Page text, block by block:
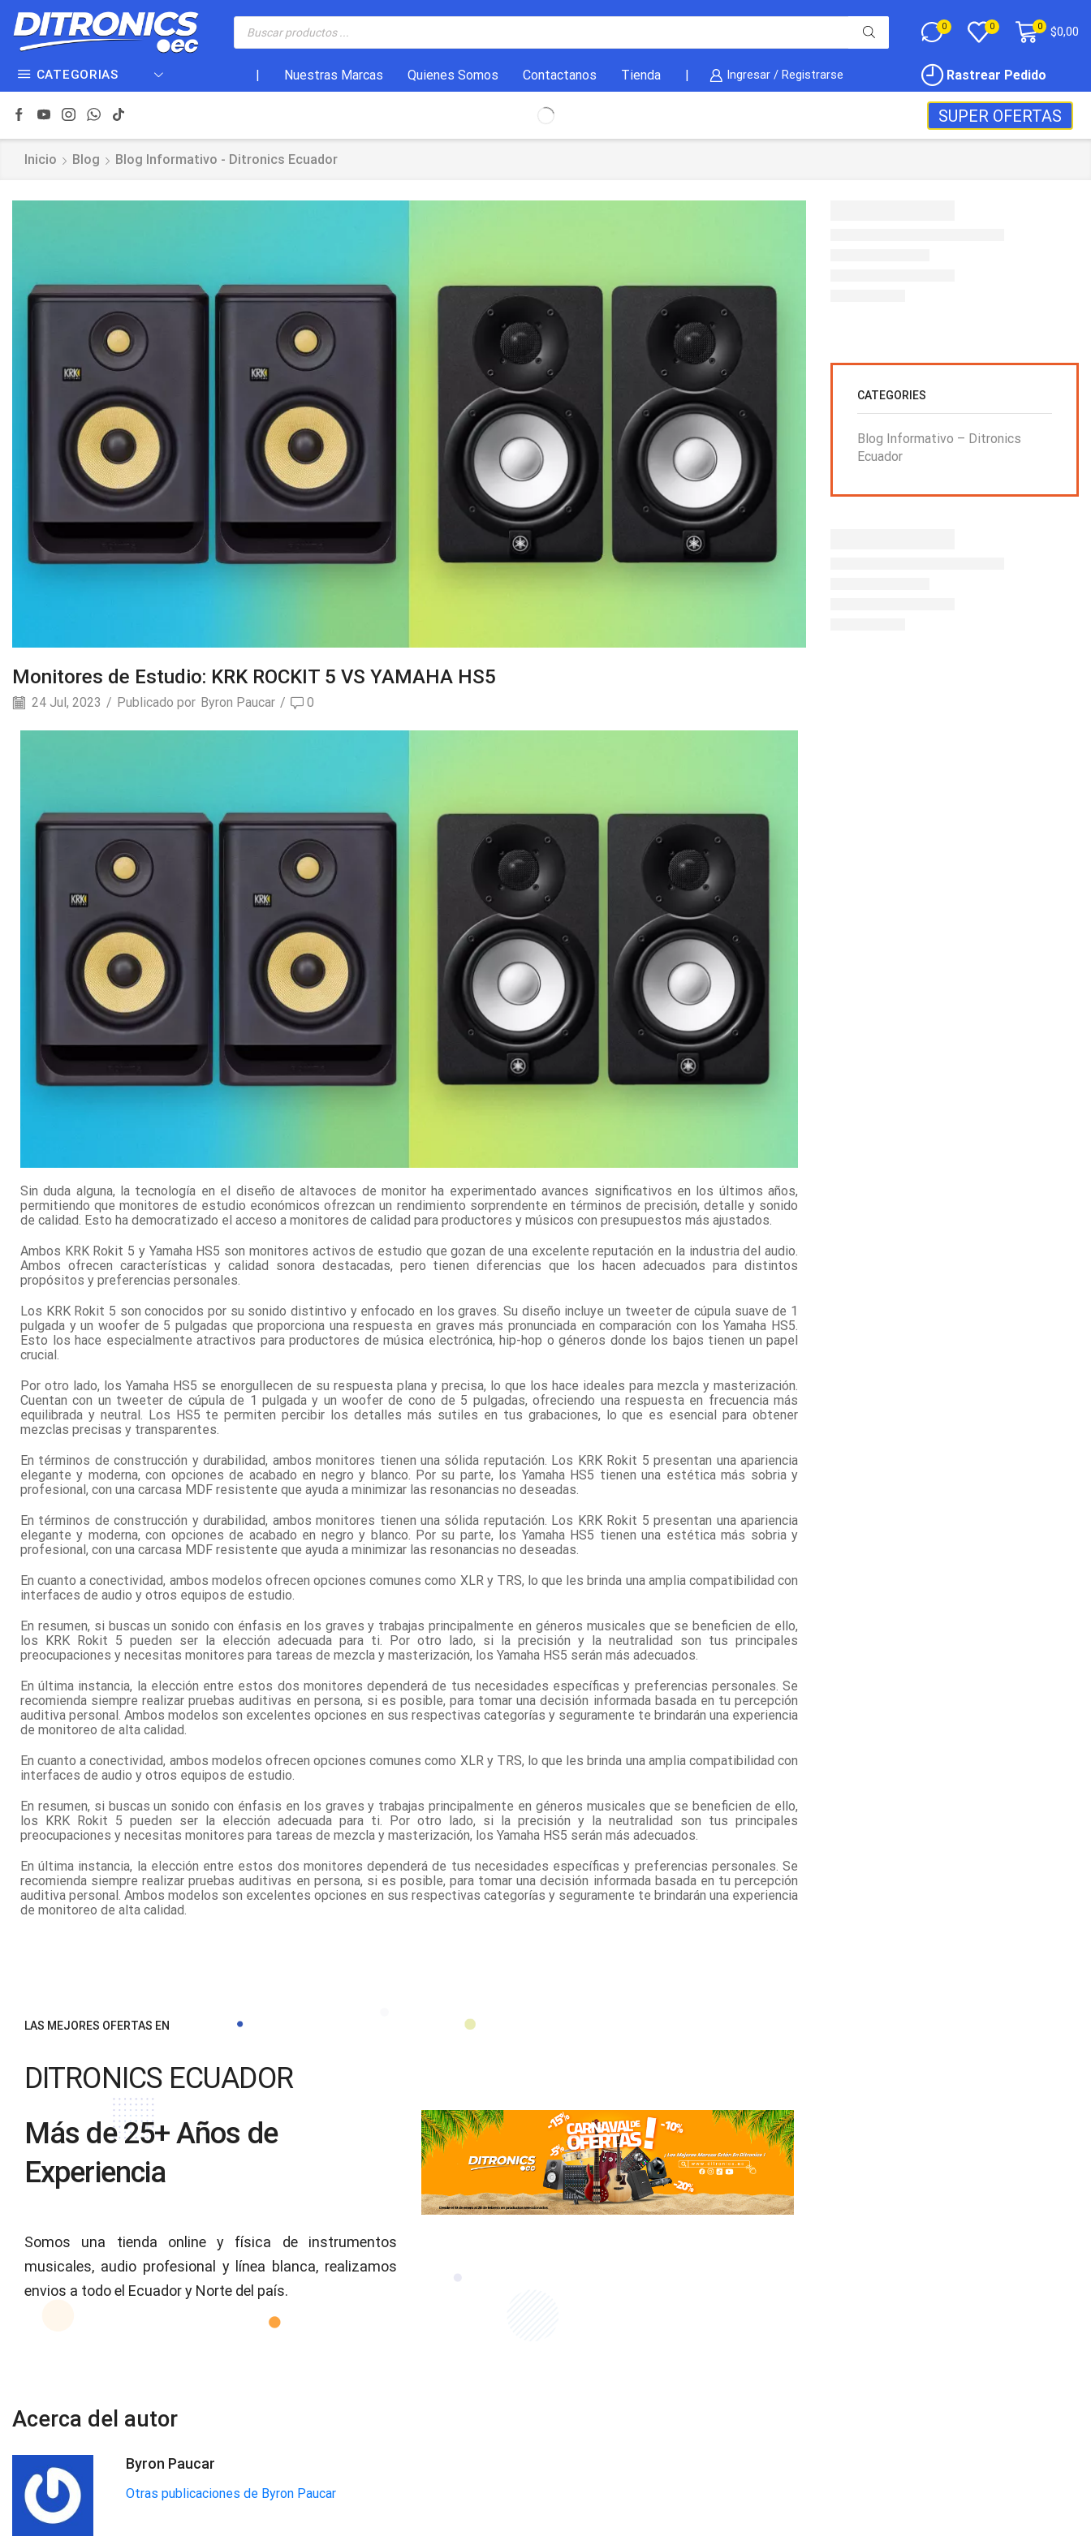
0 0 0 $0,00
CATEGORIAS Nuestras Marcas Quienes Somos Contactanos Tienda Ingresar / Registrarse Rastrear Pedido
SUPER OFERTAS
Inicio Blog Blog Informativo - Ditronics Ecuador
Monitores de Estudio: KRK ROCKIT 5 VS YAMAHA HS5
24 Jul, 2023 / Publicado por Byron Paucar / 0
Sin duda alguna, la tecnología en el diseño de altavoces de monitor ha experimentado avances significativos en los últimos años,
permitiendo que monitores de estudio económicos ofrezcan un rendimiento sorprendente en términos de precisión, detalle y sonido
de calidad. Esto ha democratizado el acceso a monitores de calidad para productores y músicos con presupuestos más ajustados.
Ambos KRK Rokit 5 y Yamaha HS5 son monitores activos de estudio que gozan de una excelente reputación en la industria del audio.
Ambos ofrecen características y calidad sonora destacadas, pero tienen diferencias que los hacen adecuados para distintos
propósitos y preferencias personales.
Los KRK Rokit 5 son conocidos por su sonido distintivo y enfocado en los graves. Su diseño incluye un tweeter de cúpula suave de 1
pulgada y un woofer de 5 pulgadas que proporciona una respuesta en graves más pronunciada en comparación con los Yamaha HS5.
Esto los hace especialmente atractivos para productores de música electrónica, hip-hop o géneros donde los bajos tienen un papel
crucial.
Por otro lado, los Yamaha HS5 se enorgullecen de su respuesta plana y precisa, lo que los hace ideales para mezcla y masterización.
Cuentan con un tweeter de cúpula de 1 pulgada y un woofer de cono de 5 pulgadas, ofreciendo una respuesta en frecuencia más
equilibrada y neutral. Los HS5 te permiten percibir los detalles más sutiles en tus grabaciones, lo que es esencial para obtener
mezclas precisas y transparentes.
En términos de construcción y durabilidad, ambos monitores tienen una sólida reputación. Los KRK Rokit 5 presentan una apariencia
elegante y moderna, con opciones de acabado en negro y blanco. Por su parte, los Yamaha HS5 tienen una estética más sobria y
profesional, con una carcasa MDF resistente que ayuda a minimizar las resonancias no deseadas.
En términos de construcción y durabilidad, ambos monitores tienen una sólida reputación. Los KRK Rokit 5 presentan una apariencia
elegante y moderna, con opciones de acabado en negro y blanco. Por su parte, los Yamaha HS5 tienen una estética más sobria y
profesional, con una carcasa MDF resistente que ayuda a minimizar las resonancias no deseadas.
En cuanto a conectividad, ambos modelos ofrecen opciones comunes como XLR y TRS, lo que les brinda una amplia compatibilidad con
interfaces de audio y otros equipos de estudio.
En resumen, si buscas un sonido con énfasis en los graves y trabajas principalmente en géneros musicales que se beneficien de ello,
los KRK Rokit 5 pueden ser la elección adecuada para ti. Por otro lado, si la precisión y la neutralidad son tus principales
preocupaciones y necesitas monitores para tareas de mezcla y masterización, los Yamaha HS5 serán más adecuados.
En última instancia, la elección entre estos dos monitores dependerá de tus necesidades específicas y preferencias personales. Se
recomienda siempre realizar pruebas auditivas en persona, si es posible, para tomar una decisión informada basada en tu percepción
auditiva personal. Ambos modelos son excelentes opciones en sus respectivas categorías y seguramente te brindarán una experiencia
de monitoreo de alta calidad.
En cuanto a conectividad, ambos modelos ofrecen opciones comunes como XLR y TRS, lo que les brinda una amplia compatibilidad con
interfaces de audio y otros equipos de estudio.
En resumen, si buscas un sonido con énfasis en los graves y trabajas principalmente en géneros musicales que se beneficien de ello,
los KRK Rokit 5 pueden ser la elección adecuada para ti. Por otro lado, si la precisión y la neutralidad son tus principales
preocupaciones y necesitas monitores para tareas de mezcla y masterización, los Yamaha HS5 serán más adecuados.
En última instancia, la elección entre estos dos monitores dependerá de tus necesidades específicas y preferencias personales. Se
recomienda siempre realizar pruebas auditivas en persona, si es posible, para tomar una decisión informada basada en tu percepción
auditiva personal. Ambos modelos son excelentes opciones en sus respectivas categorías y seguramente te brindarán una experiencia
de monitoreo de alta calidad.
LAS MEJORES OFERTAS EN
DITRONICS ECUADOR
Más de 25+ Años de
Experiencia
Somos una tienda online y física de instrumentos
musicales, audio profesional y línea blanca, realizamos
envios a todo el Ecuador y Norte del país.
Acerca del autor
Byron Paucar
Otras publicaciones de Byron Paucar
CATEGORIES
Blog Informativo – Ditronics
Ecuador